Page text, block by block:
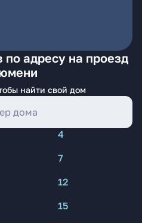
адресу на проезд
найти свой дом
4
7
12
15